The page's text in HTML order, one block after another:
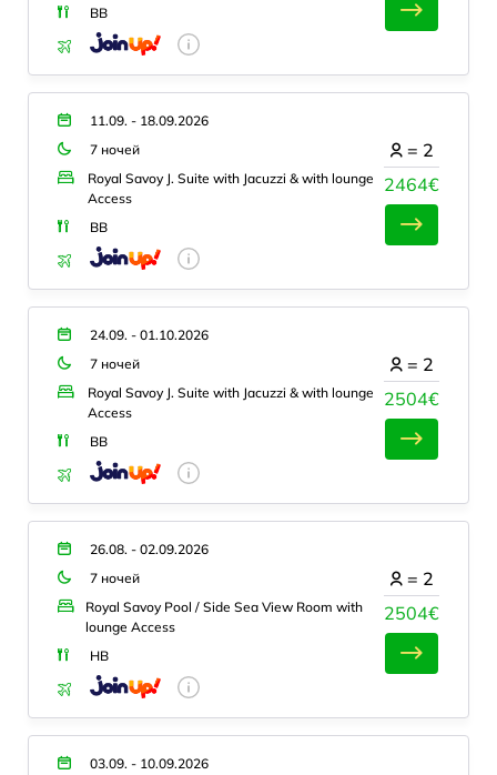
BB
11.09. - 18.09.2026
7 ночей
Royal Savoy J. Suite with Jacuzzi & with lounge
Access
BB
2464€
= 2
24.09. - 01.10.2026
7 ночей
Royal Savoy J. Suite with Jacuzzi & with lounge
Access
BB
2504€
= 2
26.08. - 02.09.2026
7 ночей
Royal Savoy Pool / Side Sea View Room with
lounge Access
HB
2504€
= 2
03.09. - 10.09.2026